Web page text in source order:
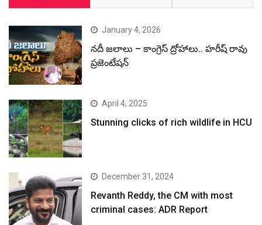
January 4, 2026
నదీ జలాలు – కాంగ్రెస్ ద్రోహాలు.. హరీష్ రావు
ప్రజెంటేషన్
April 4, 2025
Stunning clicks of rich wildlife in HCU
December 31, 2024
Revanth Reddy, the CM with most
criminal cases: ADR Report